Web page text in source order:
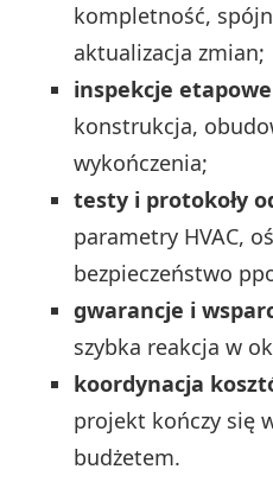
kompletność,
aktualizacja zmian;
inspekcje etapowe
konstrukcja,
wykończenia;
testy i protokoły
parametry HVAC,
bezpieczeństwo
gwarancje i
szybka reakcja w
koordynacja
projekt kończy się
budżetem.